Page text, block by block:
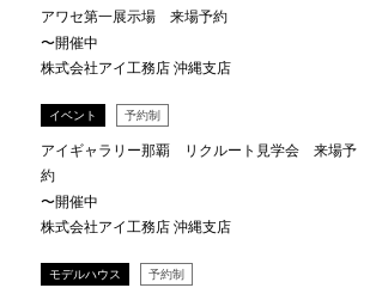
アワセ第一展示場 来場予約
〜開催中
株式会社アイ工務店 沖縄支店
イベント 予約制
アイギャラリー那覇 リクルート見学会 来場予
約
〜開催中
株式会社アイ工務店 沖縄支店
モデルハウス 予約制